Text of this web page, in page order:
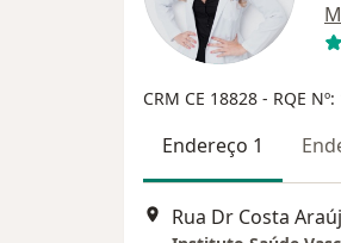
CRM CE 18828 - RQE
Endereço 1
Rua Dr Costa